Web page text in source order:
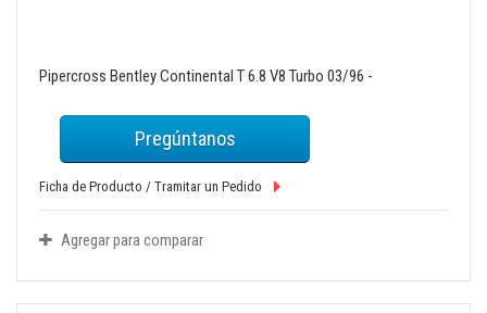
Pipercross Bentley Continental T 6.8 V8 Turbo 03/96 -
Pregúntanos
Ficha de Producto / Tramitar un Pedido
Agregar para comparar